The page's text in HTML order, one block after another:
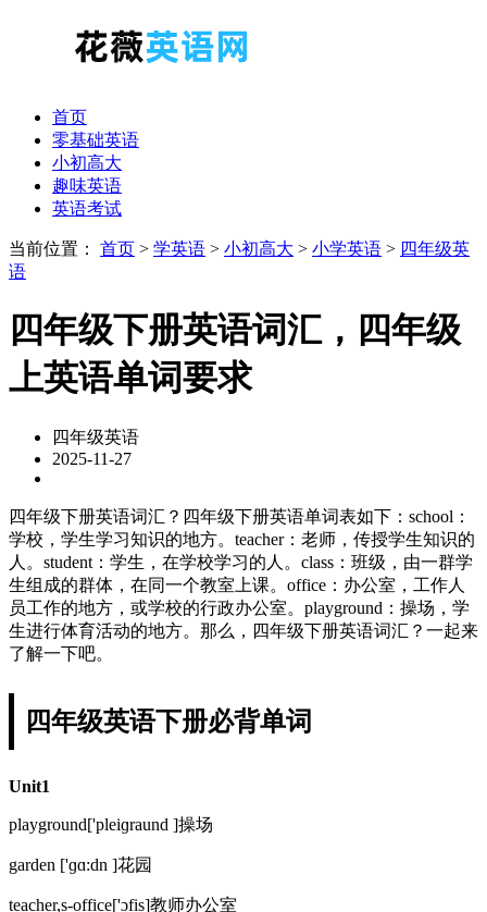
首页
零基础英语
小初高大
趣味英语
英语考试
当前位置： 首页 > 学英语 > 小初高大 > 小学英语 > 四年级英
语
四年级下册英语词汇，四年级
上英语单词要求
四年级英语
2025-11-27
四年级下册英语词汇？四年级下册英语单词表如下：school：
学校，学生学习知识的地方。teacher：老师，传授学生知识的
人。student：学生，在学校学习的人。class：班级，由一群学
生组成的群体，在同一个教室上课。office：办公室，工作人
员工作的地方，或学校的行政办公室。playground：操场，学
生进行体育活动的地方。那么，四年级下册英语词汇？一起来
了解一下吧。
四年级英语下册必背单词
Unit1
playground['pleiɡraund ]操场
garden ['ɡɑ:dn ]花园
teacher,s-office['ɔfis]教师办公室